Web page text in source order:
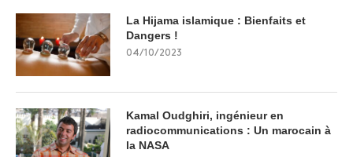
La Hijama islamique : Bienfaits et
Dangers !
04/10/2023
Kamal Oudghiri, ingénieur en
radiocommunications : Un marocain à
la NASA